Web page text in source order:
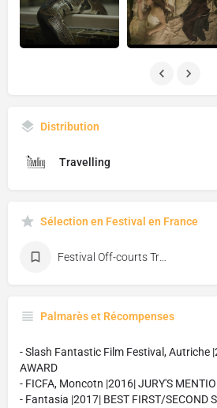
Distribution
Travelling
Sélection en Festival en France
Festival Off-courts Trouville
Palmarès et Récompenses
- Slash Fantastic Film Festival, Autriche
AWARD
- FICFA, Moncotn |2016| JURY'S
- Fantasia |2017| BEST FIRST/SECOND